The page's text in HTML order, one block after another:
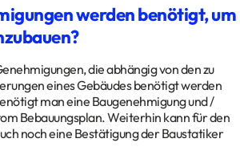
werden benötigt, um
die abhängig von den zu
eines Gebäudes benötigt werden
man eine Baugenehmigung und /
Bebauungsplan. Weiterhin kann für den
noch eine Bestätigung der Baustatiker